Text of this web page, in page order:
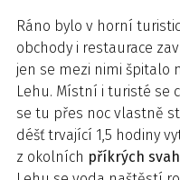
Ráno bylo v horní
obchody i restaurace
jen se mezi nimi špitalo
Lehu. Místní i turisté se
se tu přes noc vlastně
déšť trvající 1,5 hodiny
z okolních příkrých